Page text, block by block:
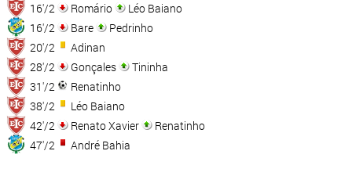
16'/2
Romário
Léo Baiano
16'/2
Bare
Pedrinho
20'/2
Adinan
28'/2
Gonçales
Tininha
31'/2
Renatinho
38'/2
Léo Baiano
42'/2
Renato Xavier
Renatinho
47'/2
André Bahia